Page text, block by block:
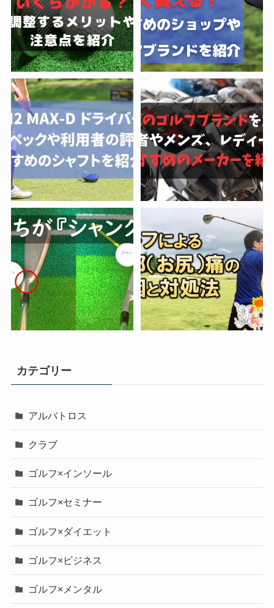
カテゴリー
アルバトロス
クラブ
ゴルフ×インソール
ゴルフ×セミナー
ゴルフ×ダイエット
ゴルフ×ビジネス
ゴルフ×メンタル